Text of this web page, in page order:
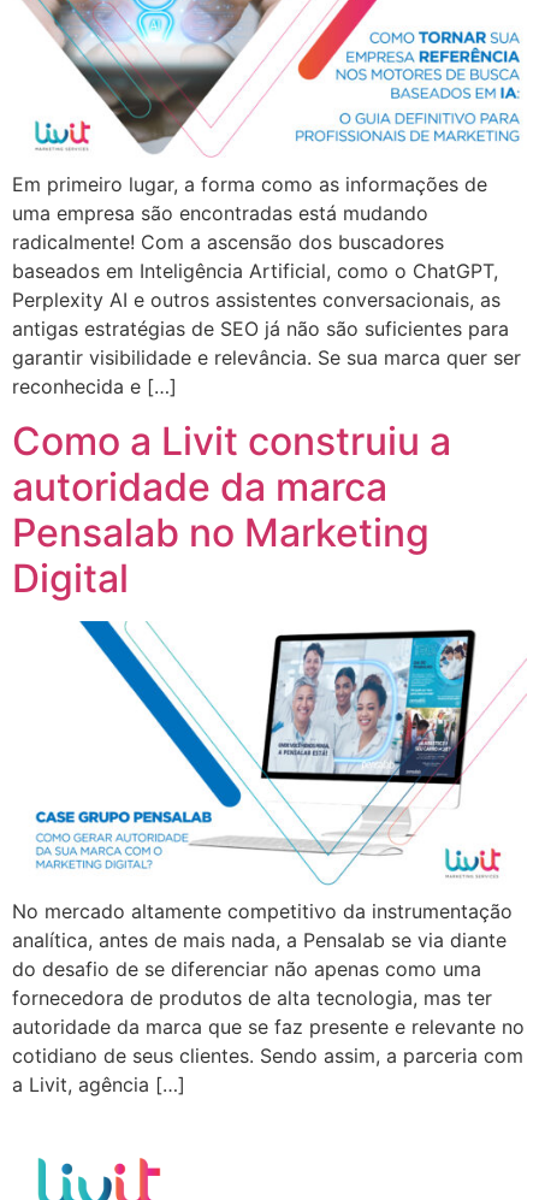
Em primeiro lugar, a forma como as informações de
uma empresa são encontradas está mudando
radicalmente! Com a ascensão dos buscadores
baseados em Inteligência Artificial, como o ChatGPT,
Perplexity AI e outros assistentes conversacionais, as
antigas estratégias de SEO já não são suficientes para
garantir visibilidade e relevância. Se sua marca quer ser
reconhecida e […]
Como a Livit construiu a
autoridade da marca
Pensalab no Marketing
Digital
No mercado altamente competitivo da instrumentação
analítica, antes de mais nada, a Pensalab se via diante
do desafio de se diferenciar não apenas como uma
fornecedora de produtos de alta tecnologia, mas ter
autoridade da marca que se faz presente e relevante no
cotidiano de seus clientes. Sendo assim, a parceria com
a Livit, agência […]